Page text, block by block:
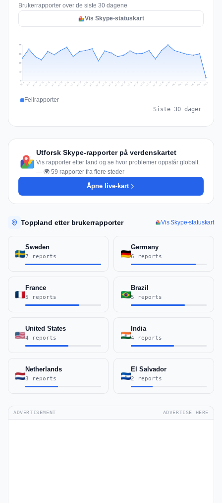
Brukerrapporter over de siste 30 dagene
Vis Skype-statuskart
19
39
58
77
Jul 8 Jul 9 Jul 10 Jul 11 Jul 12 Jul 13 Jul 14 Jul 15 Jul 16 Jul 17 Jul 18 Jul 19 Jul 20 Jul 21 Jul 22 Jul 23 Jul 24 Jul 25 Jul 26 Jul 27 Jul 28 Jul 29 Jul 30 Jul 31 Aug 1 Aug 2 Aug 3 Aug 4 Aug 5 Aug 6
Feilrapporter
Siste 30 dager
Utforsk Skype-rapporter på verdenskartet
Vis rapporter etter land og se hvor problemer oppstår globalt.
— 🌍 59 rapporter fra flere steder
Åpne live-kart
Toppland etter brukerrapporter Vis Skype-statuskart
Sweden
7 reports
Germany
6 reports
France
5 reports
Brazil
5 reports
United States
4 reports
India
4 reports
Netherlands
3 reports
El Salvador
2 reports
ADVERTISEMENT ADVERTISE HERE